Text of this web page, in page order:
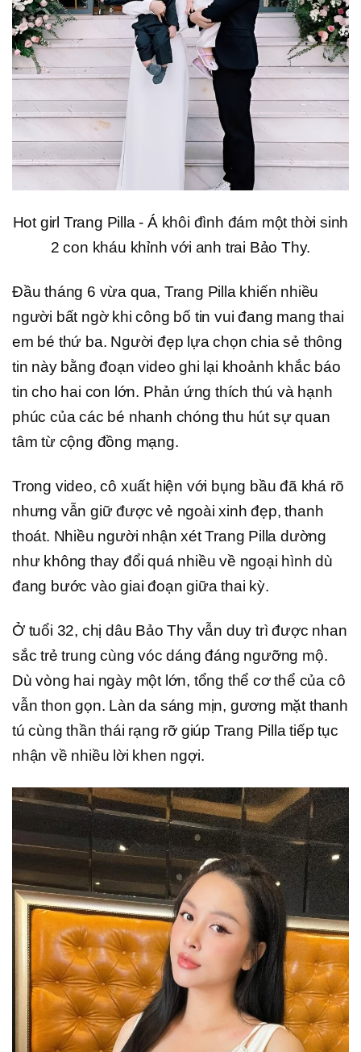
Hot girl Trang Pilla - Á khôi đình đám một thời sinh
2 con kháu khỉnh với anh trai Bảo Thy.
Đầu tháng 6 vừa qua, Trang Pilla khiến nhiều
người bất ngờ khi công bố tin vui đang mang thai
em bé thứ ba. Người đẹp lựa chọn chia sẻ thông
tin này bằng đoạn video ghi lại khoảnh khắc báo
tin cho hai con lớn. Phản ứng thích thú và hạnh
phúc của các bé nhanh chóng thu hút sự quan
tâm từ cộng đồng mạng.
Trong video, cô xuất hiện với bụng bầu đã khá rõ
nhưng vẫn giữ được vẻ ngoài xinh đẹp, thanh
thoát. Nhiều người nhận xét Trang Pilla dường
như không thay đổi quá nhiều về ngoại hình dù
đang bước vào giai đoạn giữa thai kỳ.
Ở tuổi 32, chị dâu Bảo Thy vẫn duy trì được nhan
sắc trẻ trung cùng vóc dáng đáng ngưỡng mộ.
Dù vòng hai ngày một lớn, tổng thể cơ thể của cô
vẫn thon gọn. Làn da sáng mịn, gương mặt thanh
tú cùng thần thái rạng rỡ giúp Trang Pilla tiếp tục
nhận về nhiều lời khen ngợi.